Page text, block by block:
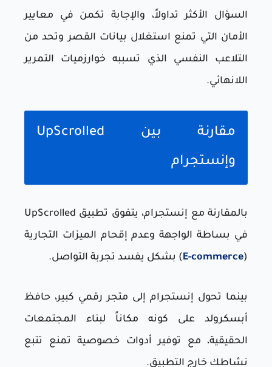
السؤال الأكثر تداولاً، والإجابة تكمن في معايير
الأمان التي تمنع استغلال بيانات القصر وتحد من
التلاعب النفسي الذي تسببه خوارزميات التمرير
اللانهائي.
مقارنة بين UpScrolled
وإنستجرام
بالمقارنة مع إنستجرام، يتفوق تطبيق UpScrolled
في بساطة الواجهة وعدم إقحام الميزات التجارية
(
E-commerce) بشكل يفسد تجربة التواصل.
بينما تحول إنستجرام إلى متجر رقمي كبير، حافظ
أبسكرولد على كونه مكاناً لبناء المجتمعات
الحقيقية، مع توفير أدوات خصوصية تمنع تتبع
نشاطك خارج التطبيق.